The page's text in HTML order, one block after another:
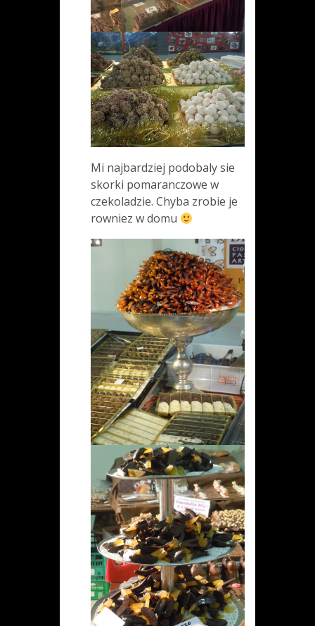
Mi najbardziej podobaly sie
skorki pomaranczowe w
czekoladzie. Chyba zrobie je
rowniez w domu